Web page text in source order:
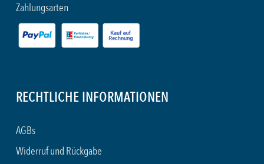
Zahlungsarten
RECHTLICHE INFORMATIONEN
AGBs
Widerruf und Rückgabe